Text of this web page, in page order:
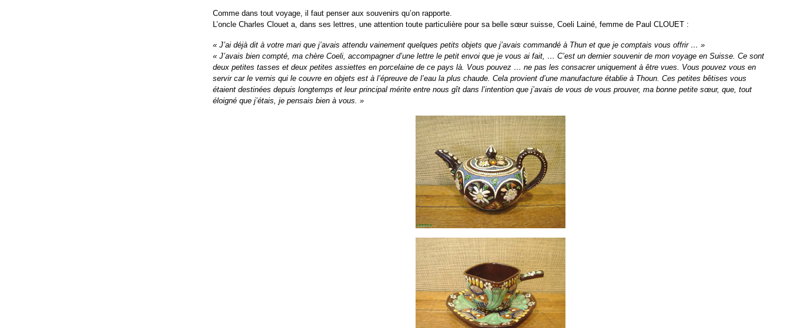
Comme dans tout voyage, il faut penser aux souvenirs qu’on rapporte.
L’oncle Charles Clouet a, dans ses lettres, une attention toute particulière pour sa belle sœur suisse, Coeli Lainé, femme de Paul CLOUET :
« J’ai déjà dit à votre mari que j’avais attendu vainement quelques petits objets que j’avais commandé à Thun et que je comptais vous offrir … »
« J’avais bien compté, ma chère Coeli, accompagner d’une lettre le petit envoi que je vous ai fait, … C’est un dernier souvenir de mon voyage en Suisse. Ce sont
deux petites tasses et deux petites assiettes en porcelaine de ce pays là. Vous pouvez … ne pas les consacrer uniquement à être vues. Vous pouvez vous en
servir car le vernis qui le couvre en objets est à l’épreuve de l’eau la plus chaude. Cela provient d’une manufacture établie à Thoun. Ces petites bêtises vous
étaient destinées depuis longtemps et leur principal mérite entre nous gît dans l’intention que j’avais de vous de vous prouver, ma bonne petite sœur, que, tout
éloigné que j’étais, je pensais bien à vous. »